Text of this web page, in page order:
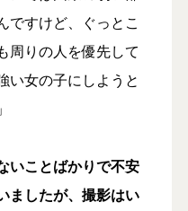
ですけど、ぐっとこ
周りの人を優先して
い女の子にしようと
ことばかりで不安
ましたが、撮影はい